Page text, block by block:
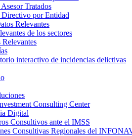
Tratados
Directivo por Entidad
Relevantes
de los sectores
Relevantes
interactivo de incidencias delictivas
Consulting Center
Digital
Consultivos ante el IMSS
Consultivas Regionales del